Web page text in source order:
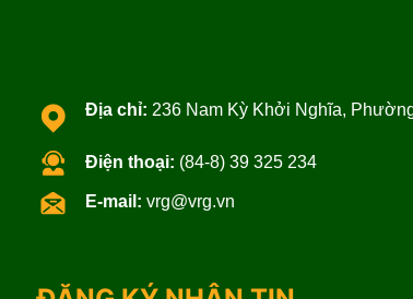
Địa chỉ: 236 Nam Kỳ Khởi Nghĩa,
Điện thoại: (84-8) 39 325 234
E-mail: vrg@vrg.vn